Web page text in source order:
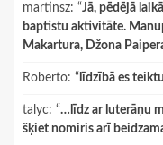
martinsz: “Jā, pēdējā
baptistu aktivitāte.
Makartura, Džona
Roberto: “ līdzībā es
talyc: “…līdz ar luterāņu
šķiet nomiris arī